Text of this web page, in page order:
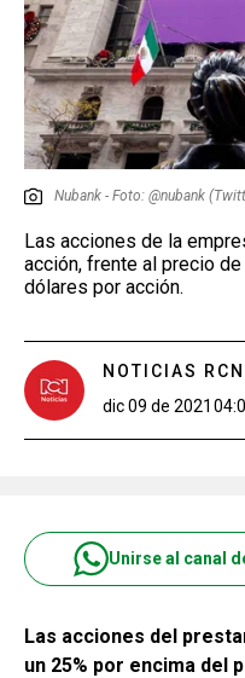
Nubank - Foto: @nubank
Las acciones de la
acción, frente al precio
dólares por acción.
NOTICIAS RCN
dic 09 de 2021
Unirse al canal
Las acciones del
un 25% por encima del